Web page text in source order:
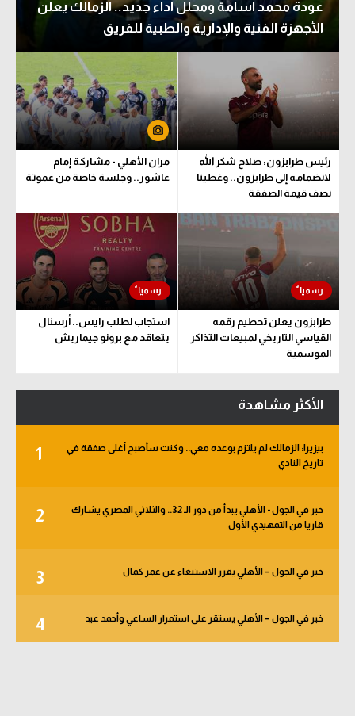
عودة محمد أسامة ومحلل أداء جديد.. الزمالك يعلن
الأجهزة الفنية والإدارية والطبية للفريق
رئيس طرابزون: صلاح شكر الله
لانضمامه إلى طرابزون.. وغطينا
نصف قيمة الصفقة
مران الأهلي - مشاركة إمام
عاشور.. وجلسة خاصة من عموتة
طرابزون يعلن تحطيم رقمه
القياسي التاريخي لمبيعات التذاكر
الموسمية
استجاب لطلب رايس.. أرسنال
يتعاقد مع برونو جيماريش
الأكثر مشاهدة
1
بيزيرا: الزمالك لم يلتزم بوعده معي.. وكنت سأصبح أغلى صفقة في
تاريخ النادي
2
خبر في الجول - الأهلي يبدأ من دور الـ 32.. والثلاثي المصري يشارك
قاريا من التمهيدي الأول
3 خبر في الجول – الأهلي يقرر الاستنغاء عن عمر كمال
4 خبر في الجول – الأهلي يستقر على استمرار الساعي وأحمد عيد